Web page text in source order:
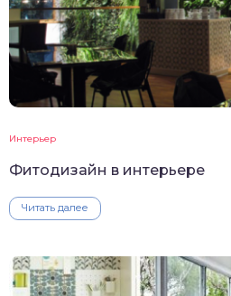
Интерьер
Фитодизайн в интерьере
Читать далее